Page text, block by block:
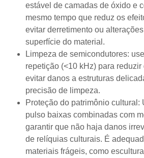
estável de camadas de óxido e
mesmo tempo que reduz os
evitar derretimento ou
superfície do material.
Limpeza de semicondutores:
repetição (<10 kHz) para
evitar danos a estruturas
precisão de limpeza.
Proteção do patrimônio cultural:
pulso baixas combinadas com
garantir que não haja danos
de relíquias culturais. É
materiais frágeis, como